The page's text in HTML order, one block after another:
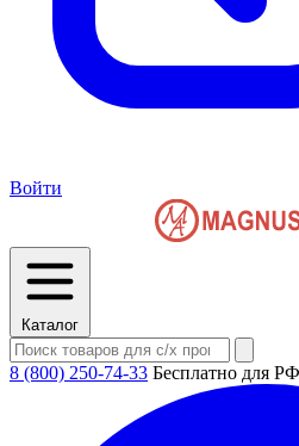
Войти
Каталог
8 (800) 250-74-33 Бесплатно для РФ